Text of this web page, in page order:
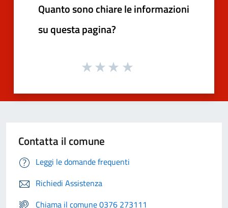
Quanto sono chiare le informazioni
su questa pagina?
Contatta il comune
Leggi le domande frequenti
Richiedi Assistenza
Chiama il comune 0376 273111